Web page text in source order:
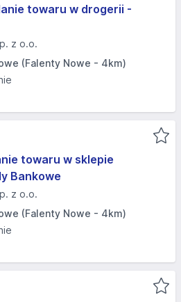
towaru w drogerii -
z o.o.
(Falenty Nowe - 4km)
towaru w sklepie
Bankowe
z o.o.
(Falenty Nowe - 4km)